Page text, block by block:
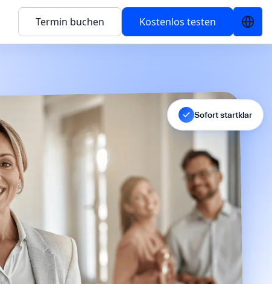
Termin buchen Kostenlos testen
Sofort startklar